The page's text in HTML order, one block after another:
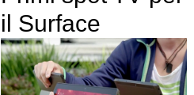
il Surface